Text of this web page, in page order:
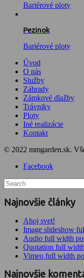
Bariérové ploty
Pezinok
Bariérové ploty
Úvod
O nás
Služby
Záhrady
Zámkové dlažby
Trávniky
Ploty
Iné realizácie
Kontakt
© 2022 mmgarden.sk.
Facebook
Najnovšie články
Ahoj svet!
Image slideshow
Audio full width
Quotation full
Vimeo full width
Najnovšie